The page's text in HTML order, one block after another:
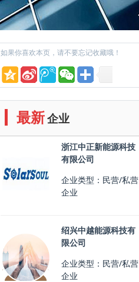
如果你喜欢本页，请不要忘记收藏哦！
最新企业
浙江中正新能源科技
有限公司
企业类型：民营/私营
企业
绍兴中越能源科技有
限公司
企业类型：民营/私营
企业